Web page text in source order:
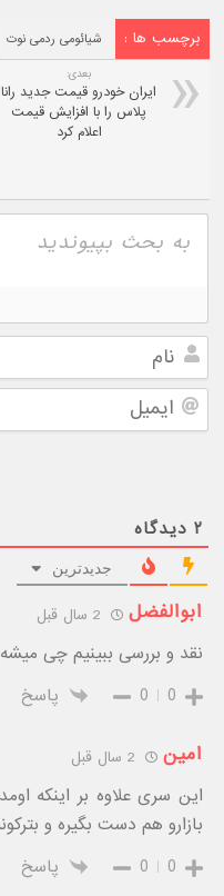
برچسب ها : شیائومی ردمی نوت
بعدی:
ایران خودرو قیمت جدید رانا
پلاس را با افزایش قیمت
اعلام کرد
۲ دیدگاه
جدیدترین
ابوالفضل
نقد و بررسی ببینیم چی
0
0 پاسخ
امین
این سری علاوه بر اینکه
بازارو هم دست بگیره و
0
0 پاسخ